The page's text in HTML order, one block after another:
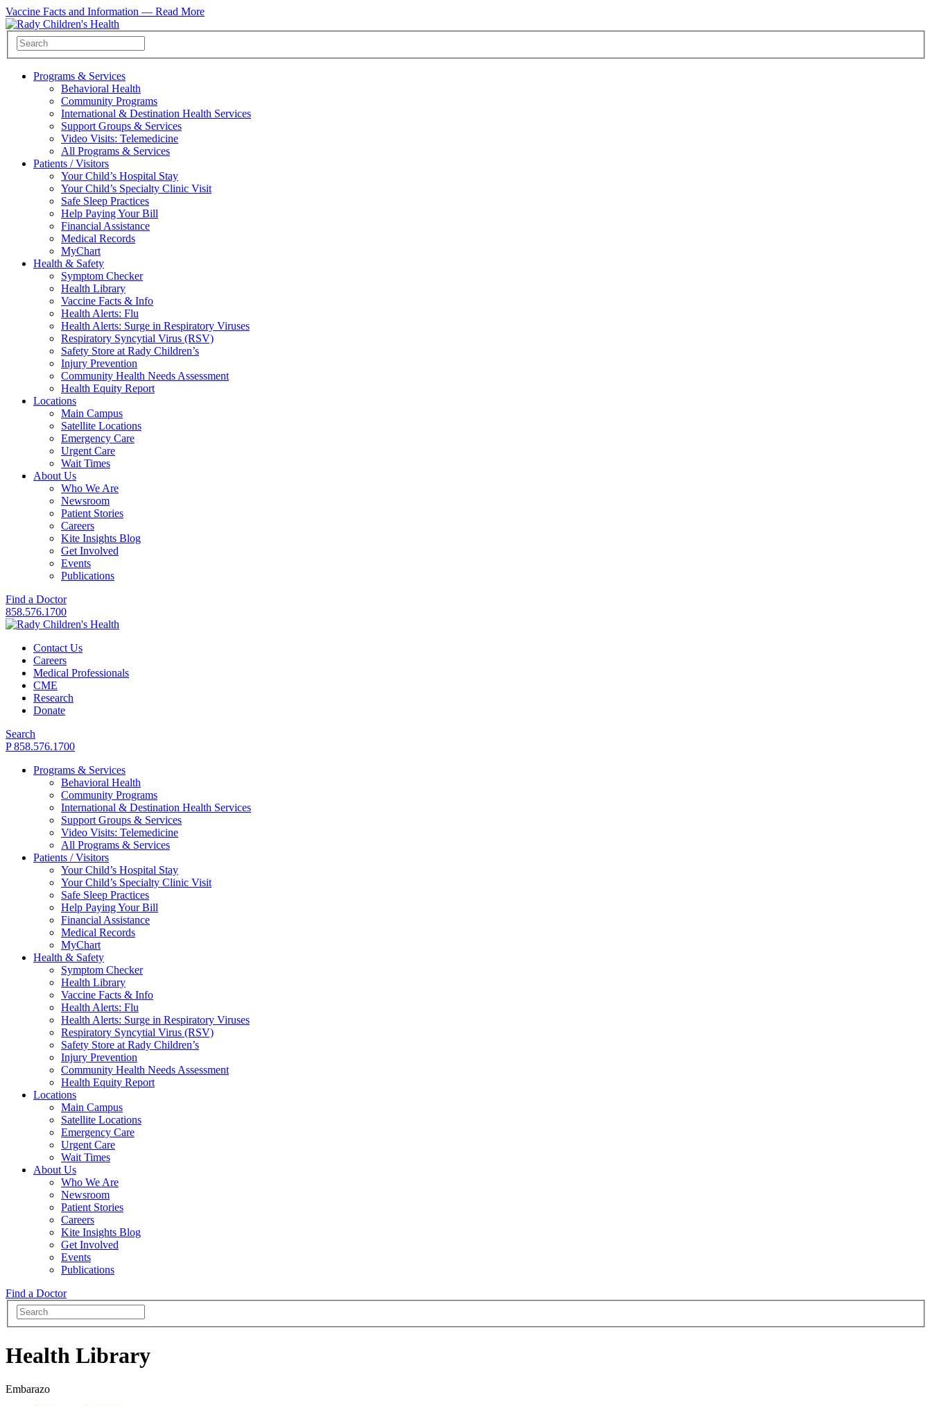
Vaccine Facts and Information — Read More
Programs & Services
Behavioral Health
Community Programs
International & Destination Health Services
Support Groups & Services
Video Visits: Telemedicine
All Programs & Services
Patients / Visitors
Your Child’s Hospital Stay
Your Child’s Specialty Clinic Visit
Safe Sleep Practices
Help Paying Your Bill
Financial Assistance
Medical Records
MyChart
Health & Safety
Symptom Checker
Health Library
Vaccine Facts & Info
Health Alerts: Flu
Health Alerts: Surge in Respiratory Viruses
Respiratory Syncytial Virus (RSV)
Safety Store at Rady Children’s
Injury Prevention
Community Health Needs Assessment
Health Equity Report
Locations
Main Campus
Satellite Locations
Emergency Care
Urgent Care
Wait Times
About Us
Who We Are
Newsroom
Patient Stories
Careers
Kite Insights Blog
Get Involved
Events
Publications
Find a Doctor
858.576.1700
Contact Us
Careers
Medical Professionals
CME
Research
Donate
Search
P 858.576.1700
Programs & Services
Behavioral Health
Community Programs
International & Destination Health Services
Support Groups & Services
Video Visits: Telemedicine
All Programs & Services
Patients / Visitors
Your Child’s Hospital Stay
Your Child’s Specialty Clinic Visit
Safe Sleep Practices
Help Paying Your Bill
Financial Assistance
Medical Records
MyChart
Health & Safety
Symptom Checker
Health Library
Vaccine Facts & Info
Health Alerts: Flu
Health Alerts: Surge in Respiratory Viruses
Respiratory Syncytial Virus (RSV)
Safety Store at Rady Children’s
Injury Prevention
Community Health Needs Assessment
Health Equity Report
Locations
Main Campus
Satellite Locations
Emergency Care
Urgent Care
Wait Times
About Us
Who We Are
Newsroom
Patient Stories
Careers
Kite Insights Blog
Get Involved
Events
Publications
Find a Doctor
Health Library
Embarazo